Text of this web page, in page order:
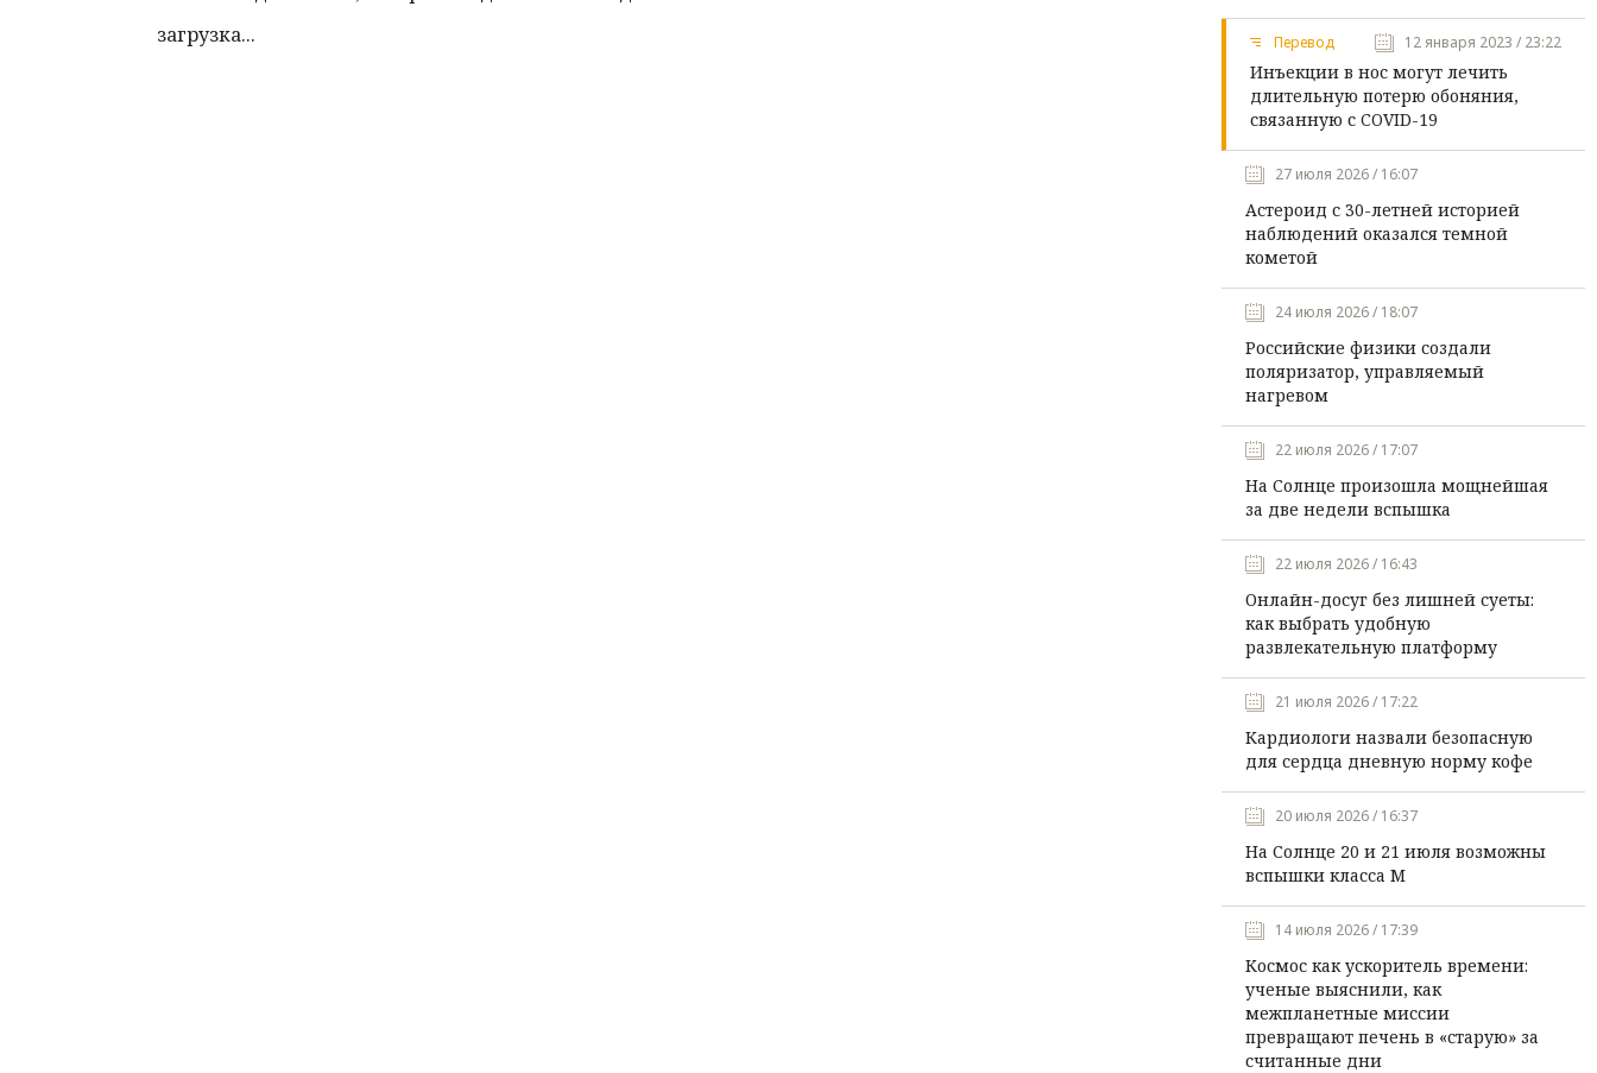
загрузка...
Перевод 12 января 2023 / 23:22
Инъекции в нос могут лечить
длительную потерю обоняния,
связанную с COVID-19
27 июля 2026 / 16:07
Астероид с 30-летней историей
наблюдений оказался темной
кометой
24 июля 2026 / 18:07
Российские физики создали
поляризатор, управляемый
нагревом
22 июля 2026 / 17:07
На Солнце произошла мощнейшая
за две недели вспышка
22 июля 2026 / 16:43
Онлайн-досуг без лишней суеты:
как выбрать удобную
развлекательную платформу
21 июля 2026 / 17:22
Кардиологи назвали безопасную
для сердца дневную норму кофе
20 июля 2026 / 16:37
На Солнце 20 и 21 июля возможны
вспышки класса М
14 июля 2026 / 17:39
Космос как ускоритель времени:
ученые выяснили, как
межпланетные миссии
превращают печень в «старую» за
считанные дни